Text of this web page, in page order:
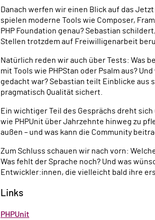
Danach werfen wir einen Blick auf das
spielen moderne Tools wie Composer,
PHP Foundation genau? Sebastian
Stellen trotzdem auf Freiwilligenarbeit
Natürlich reden wir auch über Tests: Was
mit Tools wie PHPStan oder Psalm aus?
gedacht war? Sebastian teilt Einblicke aus
pragmatisch Qualität sichert.
Ein wichtiger Teil des Gesprächs dreht
wie PHPUnit über Jahrzehnte hinweg zu
außen – und was kann die Community
Zum Schluss schauen wir nach vorn:
Was fehlt der Sprache noch? Und was
Entwickler:innen, die vielleicht bald ihre
Links
PHPUnit